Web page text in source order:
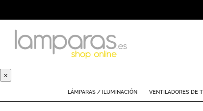
×
LÁMPARAS / ILUMINACIÓN VENTILADORES DE